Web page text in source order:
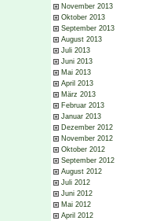
November 2013
Oktober 2013
September 2013
August 2013
Juli 2013
Juni 2013
Mai 2013
April 2013
März 2013
Februar 2013
Januar 2013
Dezember 2012
November 2012
Oktober 2012
September 2012
August 2012
Juli 2012
Juni 2012
Mai 2012
April 2012